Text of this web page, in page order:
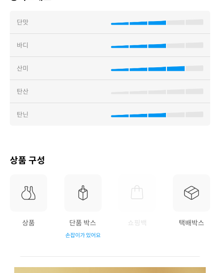
단맛
바디
산미
탄산
탄닌
상품 구성
상품 단품 박스
손잡이가 있어요
쇼핑백 택배박스